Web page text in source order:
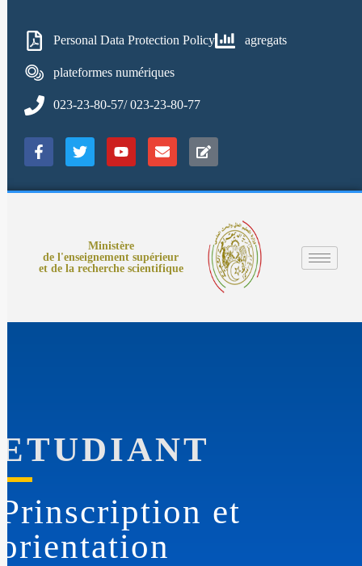
Personal Data Protection Policy agregats
plateformes numériques
023-23-80-57/ 023-23-80-77
Ministère
de l'enseignement supérieur
et de la recherche scientifique
ETUDIANT
Prinscription et
orientation